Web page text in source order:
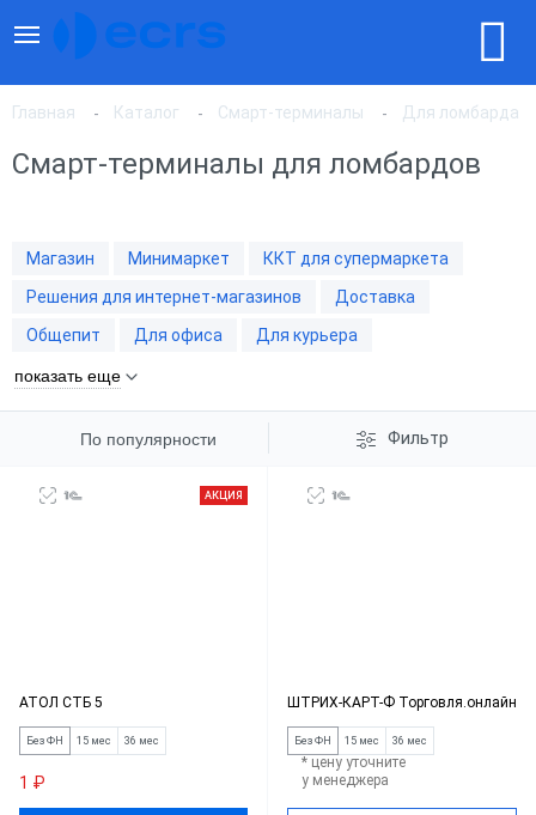
Главная Каталог Смарт-терминалы Для ломбарда
Смарт-терминалы для ломбардов
Магазин Минимаркет
ККТ для супермаркета
Решения для интернет-магазинов
Доставка
Общепит
Для офиса Для курьера
показать еще
По популярности Фильтр
По цене, по возрастанию
АКЦИЯ
АТОЛ СТБ 5
Без ФН 15 мес 36 мес
1 ₽
ШТРИХ-КАРТ-Ф Торговля.онлайн
Без ФН 15 мес 36 мес
* цену уточните
у менеджера